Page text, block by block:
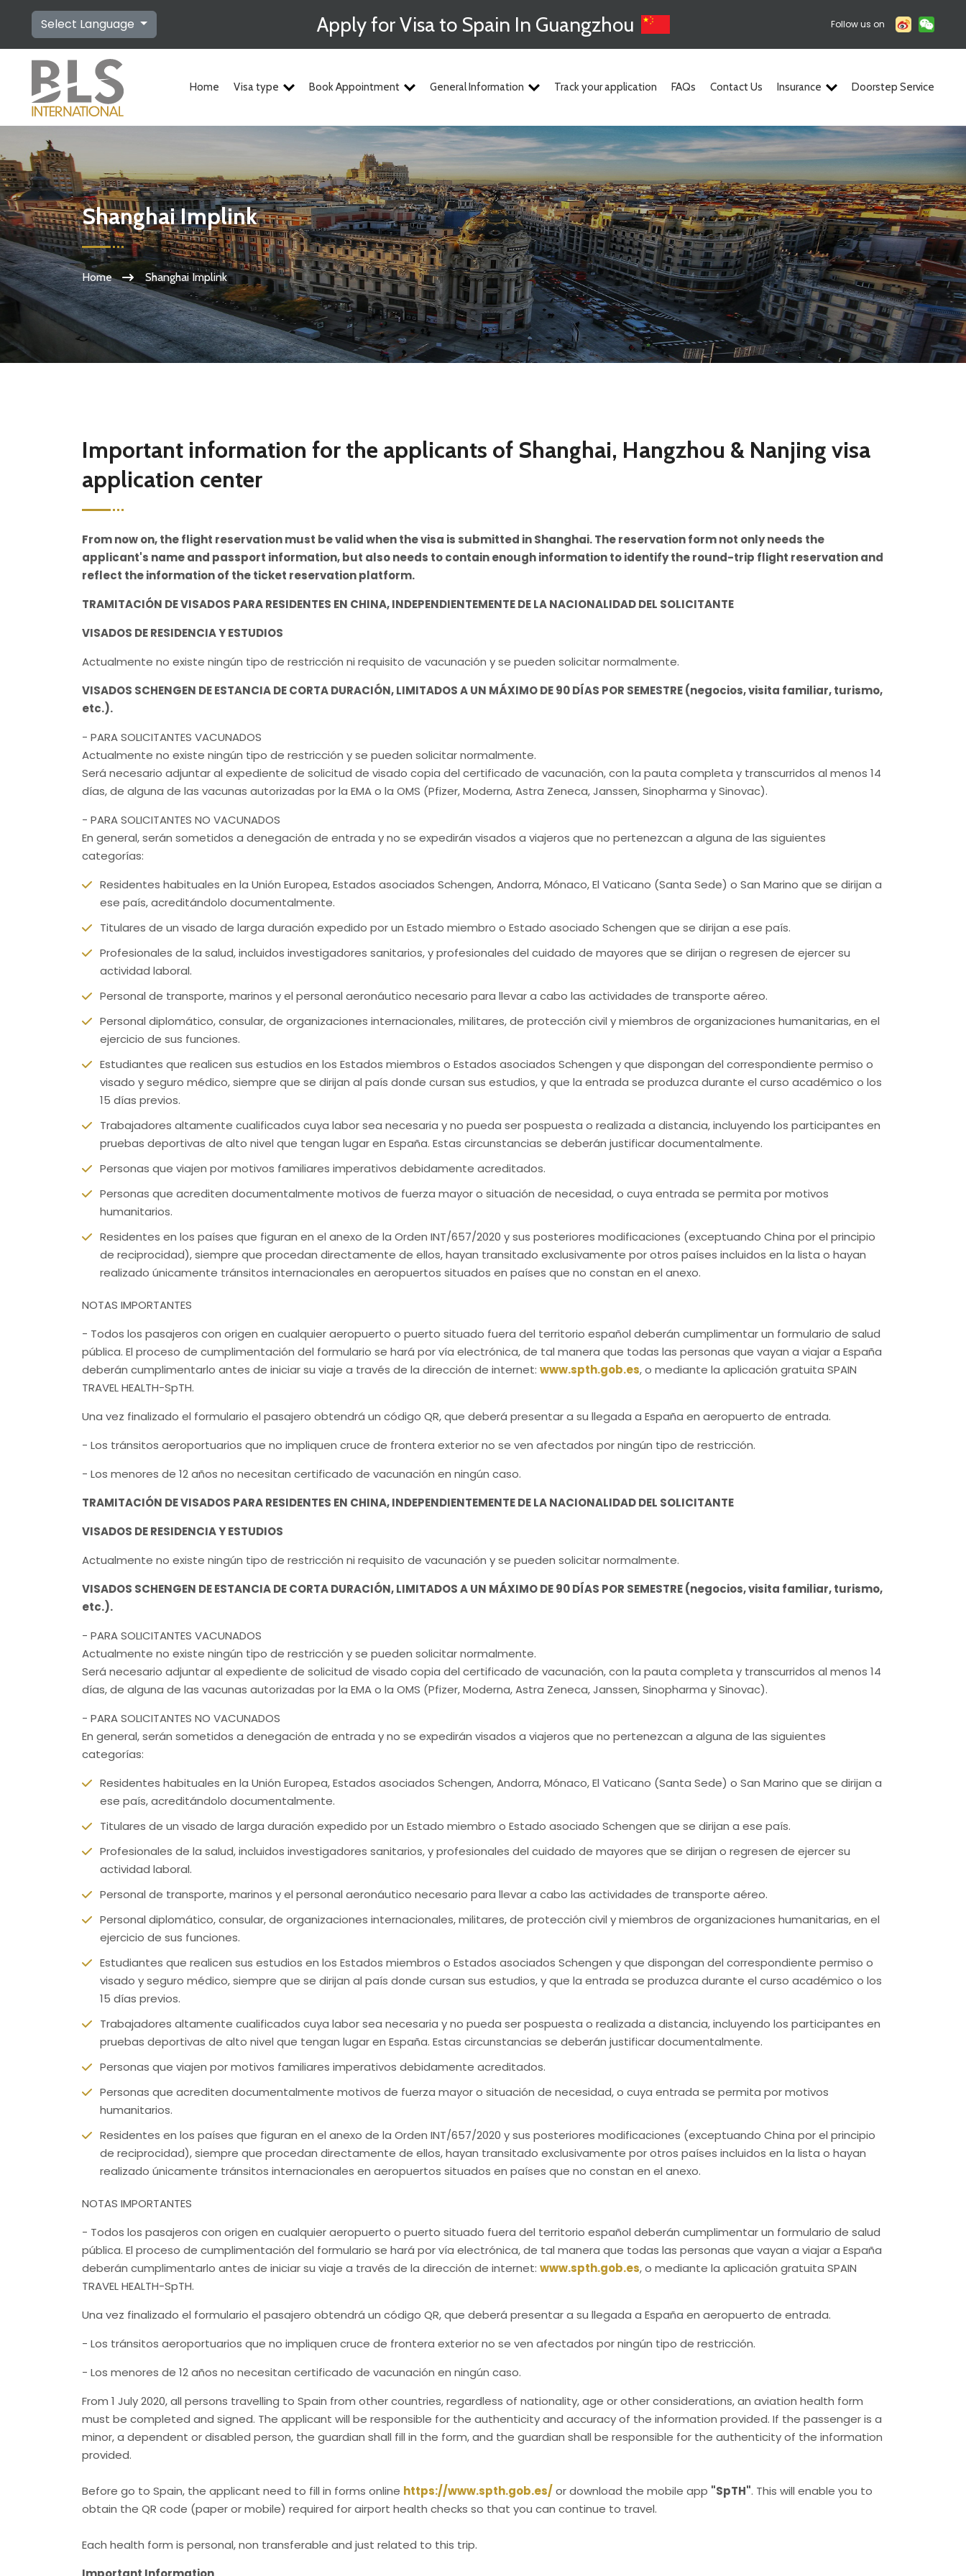
Select Language Apply for Visa to Spain In Guangzhou Follow us on
Home Visa type Book Appointment General Information Track your application FAQs Contact Us Insurance Doorstep Service
Shanghai Implink
Home Shanghai Implink
Important information for the applicants of Shanghai, Hangzhou & Nanjing visa
application center
From now on, the flight reservation must be valid when the visa is submitted in Shanghai. The reservation form not only needs the
applicant's name and passport information, but also needs to contain enough information to identify the round-trip flight reservation and
reflect the information of the ticket reservation platform.
TRAMITACIÓN DE VISADOS PARA RESIDENTES EN CHINA, INDEPENDIENTEMENTE DE LA NACIONALIDAD DEL SOLICITANTE
VISADOS DE RESIDENCIA Y ESTUDIOS
Actualmente no existe ningún tipo de restricción ni requisito de vacunación y se pueden solicitar normalmente.
VISADOS SCHENGEN DE ESTANCIA DE CORTA DURACIÓN, LIMITADOS A UN MÁXIMO DE 90 DÍAS POR SEMESTRE (negocios, visita familiar, turismo,
etc.).
- PARA SOLICITANTES VACUNADOS
Actualmente no existe ningún tipo de restricción y se pueden solicitar normalmente.
Será necesario adjuntar al expediente de solicitud de visado copia del certificado de vacunación, con la pauta completa y transcurridos al menos 14
días, de alguna de las vacunas autorizadas por la EMA o la OMS (Pfizer, Moderna, Astra Zeneca, Janssen, Sinopharma y Sinovac).
- PARA SOLICITANTES NO VACUNADOS
En general, serán sometidos a denegación de entrada y no se expedirán visados a viajeros que no pertenezcan a alguna de las siguientes
categorías:
Residentes habituales en la Unión Europea, Estados asociados Schengen, Andorra, Mónaco, El Vaticano (Santa Sede) o San Marino que se dirijan a
ese país, acreditándolo documentalmente.
Titulares de un visado de larga duración expedido por un Estado miembro o Estado asociado Schengen que se dirijan a ese país.
Profesionales de la salud, incluidos investigadores sanitarios, y profesionales del cuidado de mayores que se dirijan o regresen de ejercer su
actividad laboral.
Personal de transporte, marinos y el personal aeronáutico necesario para llevar a cabo las actividades de transporte aéreo.
Personal diplomático, consular, de organizaciones internacionales, militares, de protección civil y miembros de organizaciones humanitarias, en el
ejercicio de sus funciones.
Estudiantes que realicen sus estudios en los Estados miembros o Estados asociados Schengen y que dispongan del correspondiente permiso o
visado y seguro médico, siempre que se dirijan al país donde cursan sus estudios, y que la entrada se produzca durante el curso académico o los
15 días previos.
Trabajadores altamente cualificados cuya labor sea necesaria y no pueda ser pospuesta o realizada a distancia, incluyendo los participantes en
pruebas deportivas de alto nivel que tengan lugar en España. Estas circunstancias se deberán justificar documentalmente.
Personas que viajen por motivos familiares imperativos debidamente acreditados.
Personas que acrediten documentalmente motivos de fuerza mayor o situación de necesidad, o cuya entrada se permita por motivos
humanitarios.
Residentes en los países que figuran en el anexo de la Orden INT/657/2020 y sus posteriores modificaciones (exceptuando China por el principio
de reciprocidad), siempre que procedan directamente de ellos, hayan transitado exclusivamente por otros países incluidos en la lista o hayan
realizado únicamente tránsitos internacionales en aeropuertos situados en países que no constan en el anexo.
NOTAS IMPORTANTES
- Todos los pasajeros con origen en cualquier aeropuerto o puerto situado fuera del territorio español deberán cumplimentar un formulario de salud
pública. El proceso de cumplimentación del formulario se hará por vía electrónica, de tal manera que todas las personas que vayan a viajar a España
deberán cumplimentarlo antes de iniciar su viaje a través de la dirección de internet: www.spth.gob.es, o mediante la aplicación gratuita SPAIN
TRAVEL HEALTH-SpTH.
Una vez finalizado el formulario el pasajero obtendrá un código QR, que deberá presentar a su llegada a España en aeropuerto de entrada.
- Los tránsitos aeroportuarios que no impliquen cruce de frontera exterior no se ven afectados por ningún tipo de restricción.
- Los menores de 12 años no necesitan certificado de vacunación en ningún caso.
TRAMITACIÓN DE VISADOS PARA RESIDENTES EN CHINA, INDEPENDIENTEMENTE DE LA NACIONALIDAD DEL SOLICITANTE
VISADOS DE RESIDENCIA Y ESTUDIOS
Actualmente no existe ningún tipo de restricción ni requisito de vacunación y se pueden solicitar normalmente.
VISADOS SCHENGEN DE ESTANCIA DE CORTA DURACIÓN, LIMITADOS A UN MÁXIMO DE 90 DÍAS POR SEMESTRE (negocios, visita familiar, turismo,
etc.).
- PARA SOLICITANTES VACUNADOS
Actualmente no existe ningún tipo de restricción y se pueden solicitar normalmente.
Será necesario adjuntar al expediente de solicitud de visado copia del certificado de vacunación, con la pauta completa y transcurridos al menos 14
días, de alguna de las vacunas autorizadas por la EMA o la OMS (Pfizer, Moderna, Astra Zeneca, Janssen, Sinopharma y Sinovac).
- PARA SOLICITANTES NO VACUNADOS
En general, serán sometidos a denegación de entrada y no se expedirán visados a viajeros que no pertenezcan a alguna de las siguientes
categorías:
Residentes habituales en la Unión Europea, Estados asociados Schengen, Andorra, Mónaco, El Vaticano (Santa Sede) o San Marino que se dirijan a
ese país, acreditándolo documentalmente.
Titulares de un visado de larga duración expedido por un Estado miembro o Estado asociado Schengen que se dirijan a ese país.
Profesionales de la salud, incluidos investigadores sanitarios, y profesionales del cuidado de mayores que se dirijan o regresen de ejercer su
actividad laboral.
Personal de transporte, marinos y el personal aeronáutico necesario para llevar a cabo las actividades de transporte aéreo.
Personal diplomático, consular, de organizaciones internacionales, militares, de protección civil y miembros de organizaciones humanitarias, en el
ejercicio de sus funciones.
Estudiantes que realicen sus estudios en los Estados miembros o Estados asociados Schengen y que dispongan del correspondiente permiso o
visado y seguro médico, siempre que se dirijan al país donde cursan sus estudios, y que la entrada se produzca durante el curso académico o los
15 días previos.
Trabajadores altamente cualificados cuya labor sea necesaria y no pueda ser pospuesta o realizada a distancia, incluyendo los participantes en
pruebas deportivas de alto nivel que tengan lugar en España. Estas circunstancias se deberán justificar documentalmente.
Personas que viajen por motivos familiares imperativos debidamente acreditados.
Personas que acrediten documentalmente motivos de fuerza mayor o situación de necesidad, o cuya entrada se permita por motivos
humanitarios.
Residentes en los países que figuran en el anexo de la Orden INT/657/2020 y sus posteriores modificaciones (exceptuando China por el principio
de reciprocidad), siempre que procedan directamente de ellos, hayan transitado exclusivamente por otros países incluidos en la lista o hayan
realizado únicamente tránsitos internacionales en aeropuertos situados en países que no constan en el anexo.
NOTAS IMPORTANTES
- Todos los pasajeros con origen en cualquier aeropuerto o puerto situado fuera del territorio español deberán cumplimentar un formulario de salud
pública. El proceso de cumplimentación del formulario se hará por vía electrónica, de tal manera que todas las personas que vayan a viajar a España
deberán cumplimentarlo antes de iniciar su viaje a través de la dirección de internet: www.spth.gob.es, o mediante la aplicación gratuita SPAIN
TRAVEL HEALTH-SpTH.
Una vez finalizado el formulario el pasajero obtendrá un código QR, que deberá presentar a su llegada a España en aeropuerto de entrada.
- Los tránsitos aeroportuarios que no impliquen cruce de frontera exterior no se ven afectados por ningún tipo de restricción.
- Los menores de 12 años no necesitan certificado de vacunación en ningún caso.
From 1 July 2020, all persons travelling to Spain from other countries, regardless of nationality, age or other considerations, an aviation health form
must be completed and signed. The applicant will be responsible for the authenticity and accuracy of the information provided. If the passenger is a
minor, a dependent or disabled person, the guardian shall fill in the form, and the guardian shall be responsible for the authenticity of the information
provided.
Before go to Spain, the applicant need to fill in forms online https://www.spth.gob.es/or download the mobile app "SpTH". This will enable you to
obtain the QR code (paper or mobile) required for airport health checks so that you can continue to travel.
Each health form is personal, non transferable and just related to this trip.